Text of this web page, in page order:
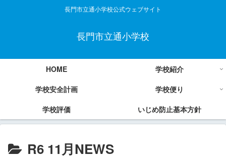
長門市立通小学校公式ウェブサイト
長門市立通小学校
HOME
学校紹介
学校安全計画
学校便り
学校評価
いじめ防止基本方針
R6 11月NEWS